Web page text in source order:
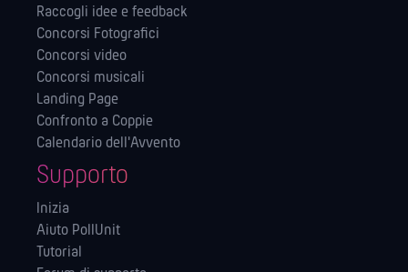
Raccogli idee e feedback
Concorsi Fotografici
Concorsi video
Concorsi musicali
Landing Page
Confronto a Coppie
Calendario dell'Avvento
Supporto
Inizia
Aiuto PollUnit
Tutorial